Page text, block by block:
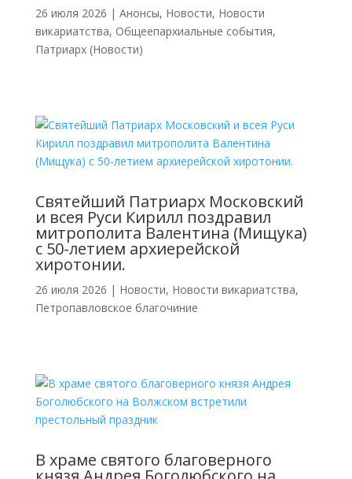
26 июля 2026 | Анонсы, Новости, Новости
викариатства, Общеепархиальные события,
Патриарх (Новости)
Святейший Патриарх Московский
и всея Руси Кирилл поздравил
митрополита Валентина (Мищука)
с 50-летием архиерейской
хиротонии.
26 июля 2026 | Новости, Новости викариатства,
Петропавловское благочиние
В храме святого благоверного